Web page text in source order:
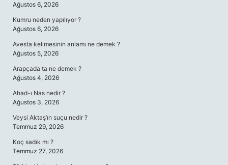
Ağustos 6, 2026
Kumru neden yapılıyor ?
Ağustos 6, 2026
Avesta kelimesinin anlamı ne demek ?
Ağustos 5, 2026
Arapçada ta ne demek ?
Ağustos 4, 2026
Ahad-ı Nas nedir ?
Ağustos 3, 2026
Veysi Aktaş’ın suçu nedir ?
Temmuz 29, 2026
Koç sadık mı ?
Temmuz 27, 2026